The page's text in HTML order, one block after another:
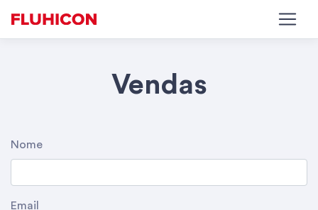
Vendas
Nome
Email